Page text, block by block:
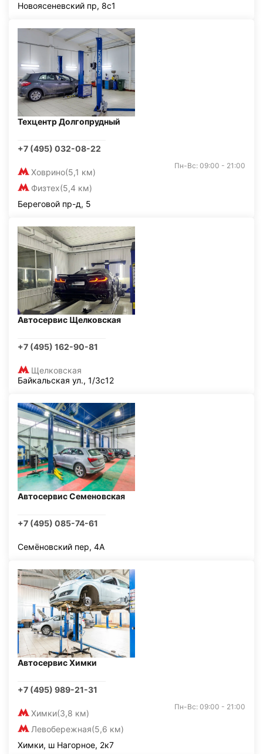
Новоясеневский пр, 8с1
Техцентр Долгопрудный
+7 (495) 032-08-22
Ховрино(5,1 км)
Физтех(5,4 км)
Пн-Вс: 09:00 - 21:00
Береговой пр-д, 5
Автосервис Щелковская
+7 (495) 162-90-81
Щелковская
Байкальская ул., 1/3с12
Автосервис Семеновская
+7 (495) 085-74-61
Семёновский пер, 4А
Автосервис Химки
+7 (495) 989-21-31
Химки(3,8 км)
Левобережная(5,6 км)
Пн-Вс: 09:00 - 21:00
Химки, ш Нагорное, 2к7